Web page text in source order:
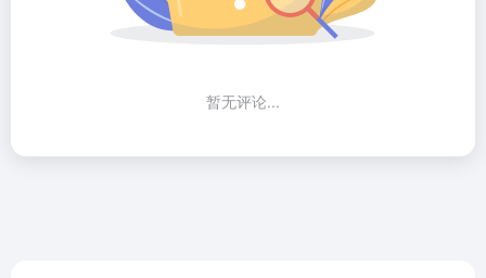
暂无评论...